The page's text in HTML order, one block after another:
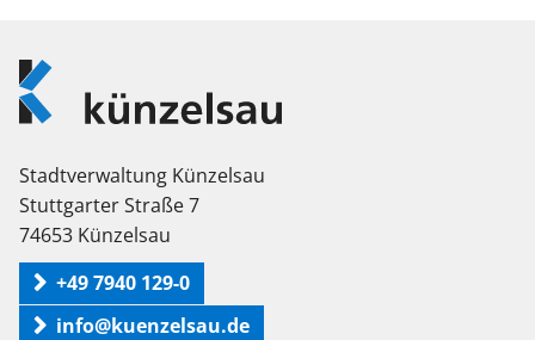
Logo
Künzelsau
Stadtverwaltung Künzelsau
Stuttgarter Straße 7
74653 Künzelsau
+49 7940 129-0
info@kuenzelsau.de